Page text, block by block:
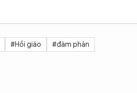
#Hồi giáo #đàm phán